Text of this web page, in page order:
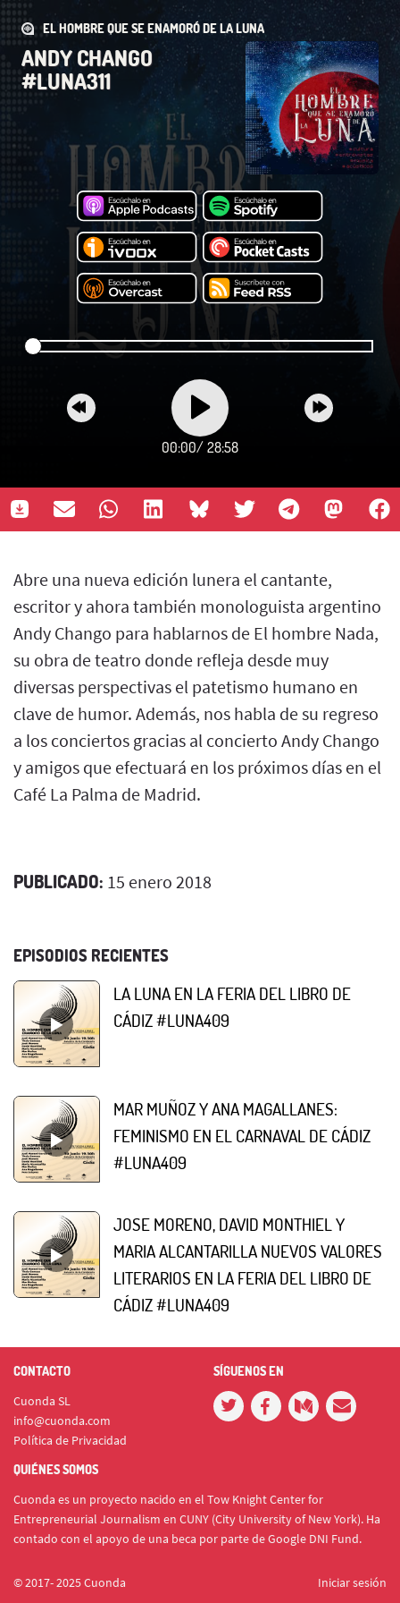
EL HOMBRE QUE SE ENAMORÓ DE LA LUNA
ANDY CHANGO
#LUNA311
00:00/ 28:58
Abre una nueva edición lunera el cantante,
escritor y ahora también monologuista argentino
Andy Chango para hablarnos de El hombre Nada,
su obra de teatro donde refleja desde muy
diversas perspectivas el patetismo humano en
clave de humor. Además, nos habla de su regreso
a los conciertos gracias al concierto Andy Chango
y amigos que efectuará en los próximos días en el
Café La Palma de Madrid.
PUBLICADO: 15 enero 2018
EPISODIOS RECIENTES
LA LUNA EN LA FERIA DEL LIBRO DE
CÁDIZ #LUNA409
MAR MUÑOZ Y ANA MAGALLANES:
FEMINISMO EN EL CARNAVAL DE CÁDIZ
#LUNA409
JOSE MORENO, DAVID MONTHIEL Y
MARIA ALCANTARILLA NUEVOS VALORES
LITERARIOS EN LA FERIA DEL LIBRO DE
CÁDIZ #LUNA409
CONTACTO
Cuonda SL
info@cuonda.com
Política de Privacidad
SÍGUENOS EN
QUIÉNES SOMOS
Cuonda es un proyecto nacido en el Tow Knight Center for
Entrepreneurial Journalism en CUNY (City University of New York). Ha
contado con el apoyo de una beca por parte de Google DNI Fund.
© 2017- 2025 Cuonda Iniciar sesión